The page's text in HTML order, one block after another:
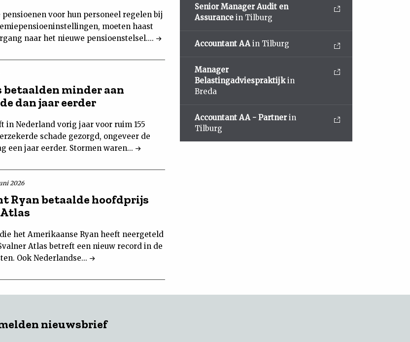
voor hun personeel regelen bij
moeten haast
naar het nieuwe pensioenstelsel....
betaalden minder aan
dan jaar eerder
in Nederland vorig jaar voor ruim 155
schade gezorgd, ongeveer de
een jaar eerder. Stormen waren...
2026
Ryan betaalde hoofdprijs
het Amerikaanse Ryan heeft neergeteld
Atlas betreft een nieuw record in de
Ook Nederlandse...
Senior Manager Audit en
Assurance in Tilburg
Accountant AAin Tilburg
Manager
Belastingadviespraktijkin
Breda
Accountant AA - Partner in
Tilburg
nieuwsbrief